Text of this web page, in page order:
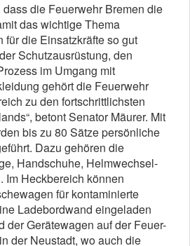
dass die Feuerwehr Bremen die
das wichtige Thema
für die Einsatzkräfte so gut
Schutzausrüstung, den
im Umgang mit
gehört die Feuerwehr
zu den fortschrittlichsten
betont Senator Mäurer. Mit
bis zu 80 Sätze persönliche
Dazu gehören die
Handschuhe, Helmwechsel-
Im Heckbereich können
für kontaminierte
Ladebordwand eingeladen
der Gerätewagen auf der Feuer-
der Neustadt, wo auch die